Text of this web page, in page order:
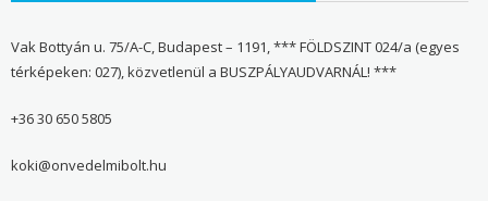
Vak Bottyán u. 75/A-C, Budapest – 1191, *** FÖLDSZINT 024/a (egyes
térképeken: 027), közvetlenül a BUSZPÁLYAUDVARNÁL! ***
+36 30 650 5805
koki@onvedelmibolt.hu